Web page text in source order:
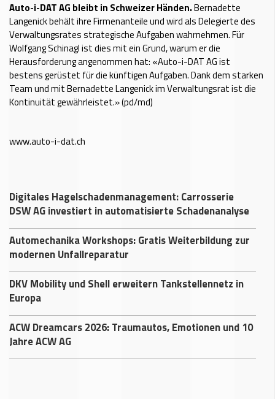
Auto-i-DAT AG bleibt in Schweizer Händen.Bernadette
Langenick behält ihre Firmenanteile und wird als Delegierte des
Verwaltungsrates strategische Aufgaben wahrnehmen. Für
Wolfgang Schinagl ist dies mit ein Grund, warum er die
Herausforderung angenommen hat: «Auto-i-DAT AG ist
bestens gerüstet für die künftigen Aufgaben. Dank dem starken
Team und mit Bernadette Langenick im Verwaltungsrat ist die
Kontinuität gewährleistet.» (pd/md)
www.auto-i-dat.ch
Digitales Hagelschadenmanagement: Carrosserie
DSW AG investiert in automatisierte Schadenanalyse
Automechanika Workshops: Gratis Weiterbildung zur
modernen Unfallreparatur
DKV Mobility und Shell erweitern Tankstellennetz in
Europa
ACW Dreamcars 2026: Traumautos, Emotionen und 10
Jahre ACW AG